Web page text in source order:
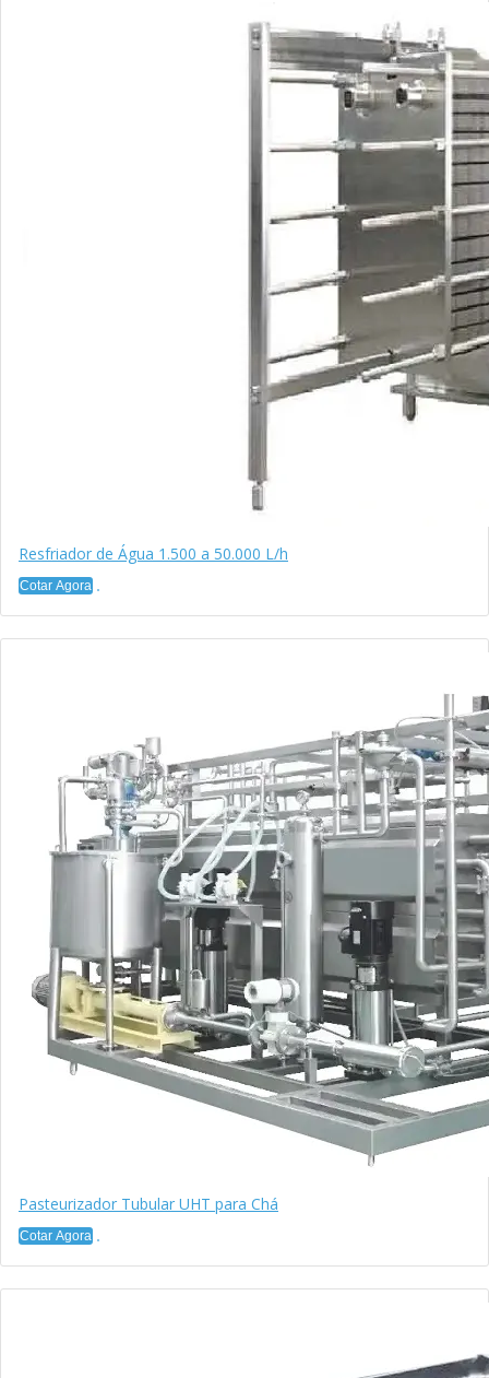
Resfriador de Água 1.500 a 50.000 L/h
Cotar Agora
Pasteurizador Tubular UHT para Chá
Cotar Agora